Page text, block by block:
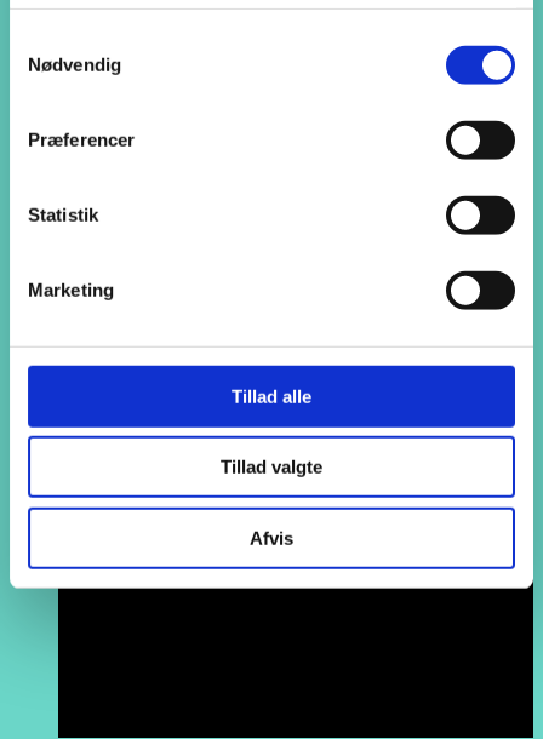
Nødvendig
Præferencer
Statistik
Marketing
Tillad alle
Tillad valgte
Afvis
Formål
Lovgrundlag
Skoleåret på AspIN
Informationsmøder